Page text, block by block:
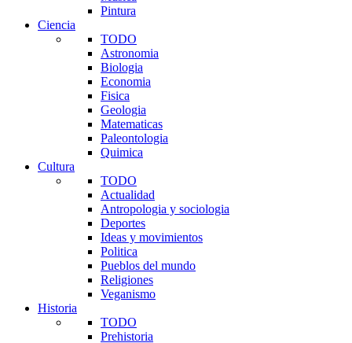
Pintura
Ciencia
TODO
Astronomia
Biologia
Economia
Fisica
Geologia
Matematicas
Paleontologia
Quimica
Cultura
TODO
Actualidad
Antropologia y sociologia
Deportes
Ideas y movimientos
Politica
Pueblos del mundo
Religiones
Veganismo
Historia
TODO
Prehistoria